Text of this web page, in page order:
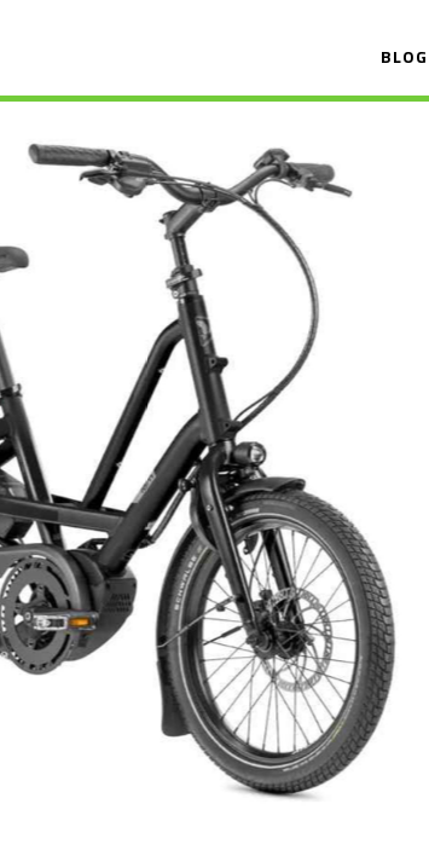
BLOG